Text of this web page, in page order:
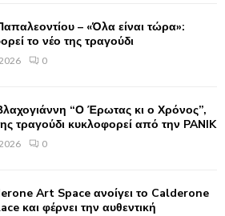
– «Όλα είναι τώρα»:
το νέο της τραγούδι
0
“Ο Έρωτας κι ο Χρόνος”,
τραγούδι κυκλοφορεί από την PANIK
0
Art Space ανοίγει το Calderone
και φέρνει την αυθεντική